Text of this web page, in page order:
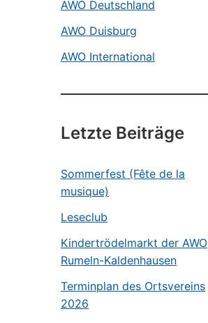
AWO Deutschland
AWO Duisburg
AWO International
Letzte Beiträge
Sommerfest (Fête de la
musique)
Leseclub
Kindertrödelmarkt der AWO
Rumeln-Kaldenhausen
Terminplan des Ortsvereins
2026